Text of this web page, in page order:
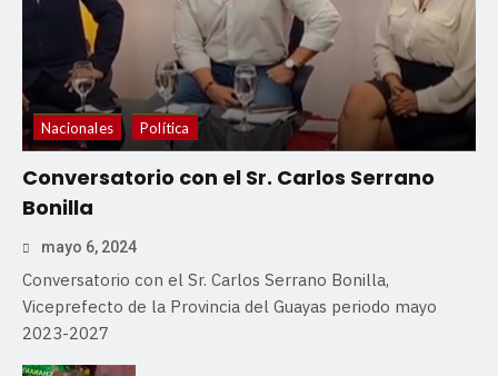
Nacionales Política
Conversatorio con el Sr. Carlos Serrano
Bonilla
mayo 6, 2024
Conversatorio con el Sr. Carlos Serrano Bonilla,
Viceprefecto de la Provincia del Guayas periodo mayo
2023-2027